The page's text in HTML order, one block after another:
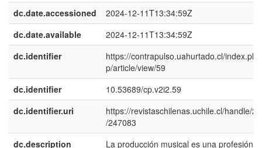
dc.date.accessioned
2024-12-11T13:34:59Z
dc.date.available
2024-12-11T13:34:59Z
dc.identifier
https://contrapulso.uahurtado.cl/
p/article/view/59
dc.identifier
10.53689/cp.v2i2.59
dc.identifier.uri
https://revistaschilenas.uchile.cl/handle/
/247083
dc.description
La producción musical es una profesión